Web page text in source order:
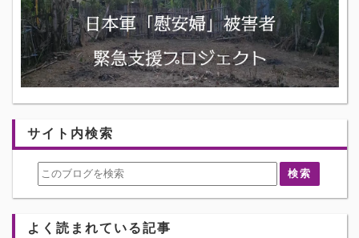
サイト内検索
よく読まれている記事